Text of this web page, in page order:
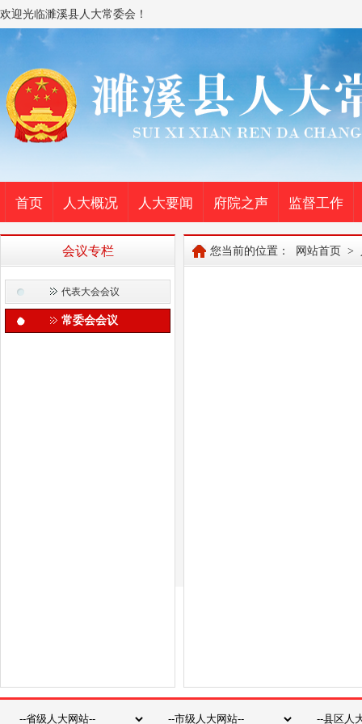
欢迎光临濉溪县人大常委会！
首页 人大概况 人大要闻 府院之声 监督工作
会议专栏
代表大会会议
常委会会议
您当前的位置： 网站首页 >